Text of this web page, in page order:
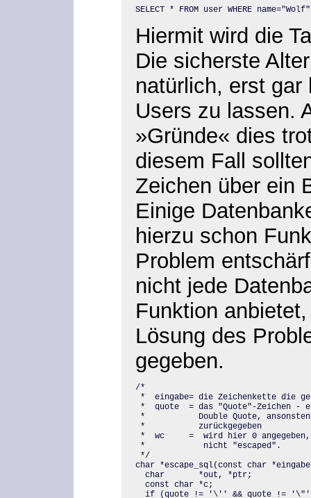
SELECT * FROM user WHERE
Hiermit wird die
Die sicherste
natürlich, erst gar
Users zu lassen.
»Gründe« dies
diesem Fall
Zeichen über ein
Einige
hierzu schon
Problem
nicht jede
Funktion
Lösung des
gegeben.
/*
*  eingabe= die Zeichenkette die
*  quote  = das "Quote"-Zeichen -
*           Double Quote,
*           zurückgegeben
*  wc     =  wird hier 0
*            nicht "escaped".
*/
char *escape_sql(const char
char       *out, *ptr;
const char *c;
if (quote != '\'' && quote !=